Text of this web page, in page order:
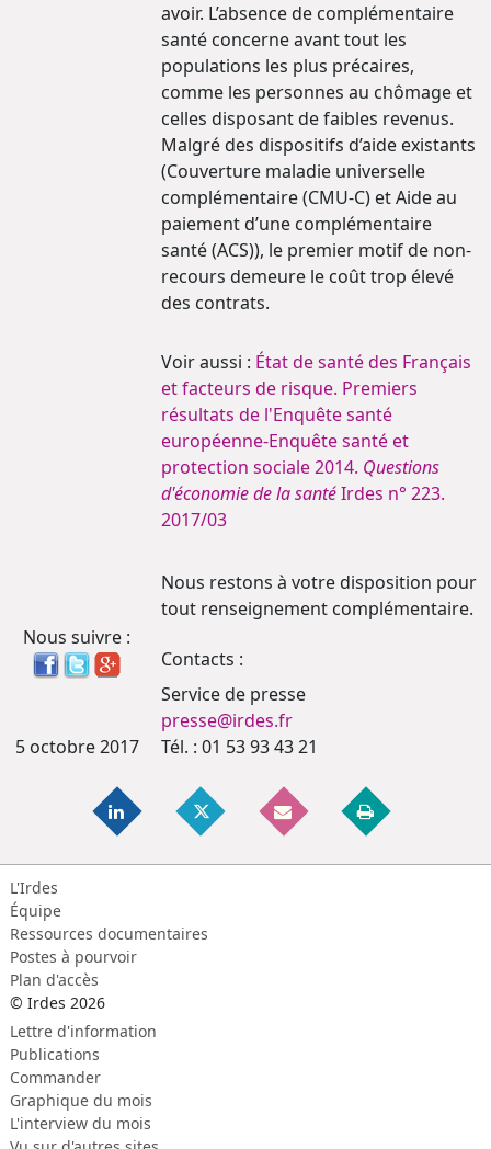
avoir. L’absence de complémentaire
santé concerne avant tout les
populations les plus précaires,
comme les personnes au chômage et
celles disposant de faibles revenus.
Malgré des dispositifs d’aide existants
(Couverture maladie universelle
complémentaire (CMU-C) et Aide au
paiement d’une complémentaire
santé (ACS)), le premier motif de non-
recours demeure le coût trop élevé
des contrats.
Voir aussi : État de santé des Français
et facteurs de risque. Premiers
résultats de l'Enquête santé
européenne-Enquête santé et
protection sociale 2014. Questions
d'économie de la santéIrdes n° 223.
2017/03
Nous restons à votre disposition pour
tout renseignement complémentaire.
Nous suivre :
Contacts :
5 octobre 2017
Service de presse
presse@irdes.fr
Tél. : 01 53 93 43 21
L'Irdes
Équipe
Ressources documentaires
Postes à pourvoir
Plan d'accès
© Irdes 2026
Lettre d'information
Publications
Commander
Graphique du mois
L'interview du mois